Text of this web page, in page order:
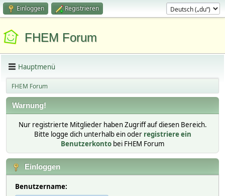
Einloggen Registrieren
FHEM Forum
Hauptmenü
FHEM Forum
Warnung!
Nur registrierte Mitglieder haben Zugriff auf diesen Bereich.
Bitte logge dich unterhalb ein oder registriere ein
Benutzerkonto bei FHEM Forum
Einloggen
Benutzername: